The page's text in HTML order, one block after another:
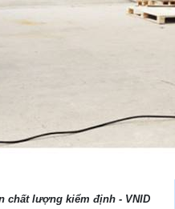
chất lượng kiểm định - VNID